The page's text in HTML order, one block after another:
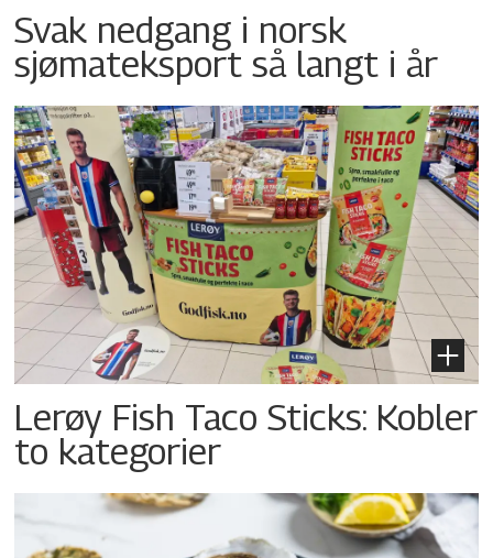
Svak nedgang i norsk
sjømateksport så langt i år
Lerøy Fish Taco Sticks: Kobler
to kategorier